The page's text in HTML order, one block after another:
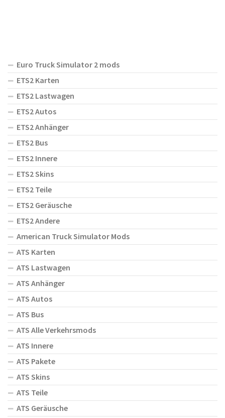
Euro Truck Simulator 2 mods
ETS2 Karten
ETS2 Lastwagen
ETS2 Autos
ETS2 Anhänger
ETS2 Bus
ETS2 Innere
ETS2 Skins
ETS2 Teile
ETS2 Geräusche
ETS2 Andere
American Truck Simulator Mods
ATS Karten
ATS Lastwagen
ATS Anhänger
ATS Autos
ATS Bus
ATS Alle Verkehrsmods
ATS Innere
ATS Pakete
ATS Skins
ATS Teile
ATS Geräusche